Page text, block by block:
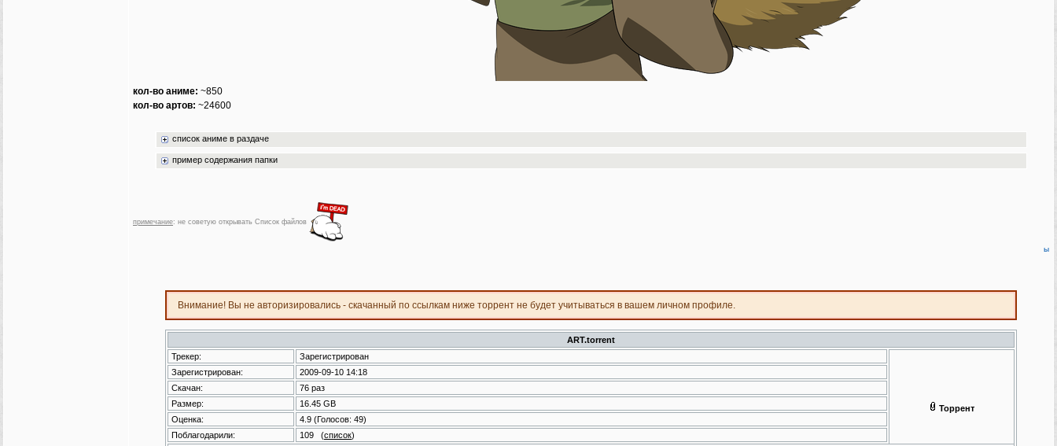
кол-во аниме: ~850
кол-во артов: ~24600
список аниме в раздаче
пример содержания папки
примечание: не советую открывать Список файлов
ы
Внимание! Вы не авторизировались - скачанный по ссылкам ниже торрент не будет учитываться в вашем личном профиле.
ART.torrent
Трекер:
Зарегистрирован
Торрент
Зарегистрирован:
2009-09-10 14:18
Скачан:
76 раз
Размер:
16.45 GB
Оценка:
4.9 (Голосов: 49)
Поблагодарили:
109 (список)